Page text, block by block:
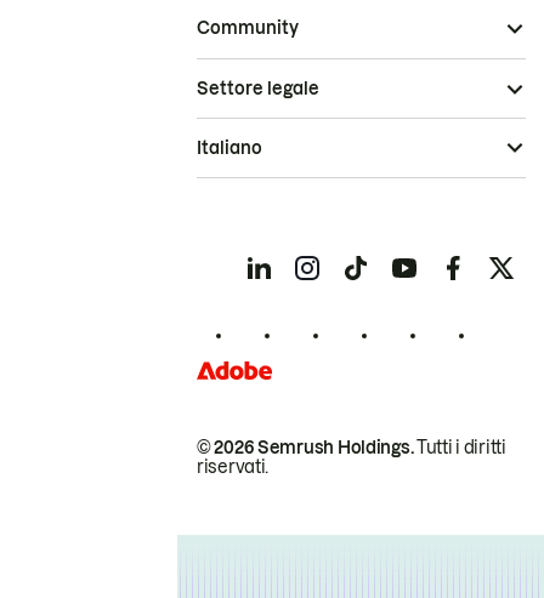
Community
© 2026 Semrush Holdings.Tutti i diritti
riservati.
Settore legale
Italiano